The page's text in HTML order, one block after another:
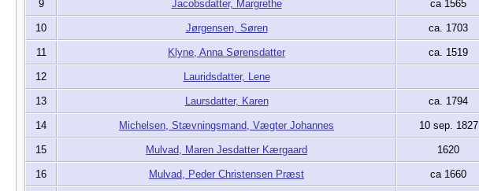
9 Jacobsdatter, Margrethe ca 1565
10 Jørgensen, Søren ca. 1703
11 Klyne, Anna Sørensdatter ca. 1519
12 Lauridsdatter, Lene
13 Laursdatter, Karen ca. 1794
14 Michelsen, Stævningsmand, Vægter Johannes 10 sep. 1827
15 Mulvad, Maren Jesdatter Kærgaard 1620
16 Mulvad, Peder Christensen Præst ca 1660